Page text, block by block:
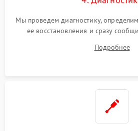
Мы проведем диагностику,
ее восстановления и сразу
Подробнее